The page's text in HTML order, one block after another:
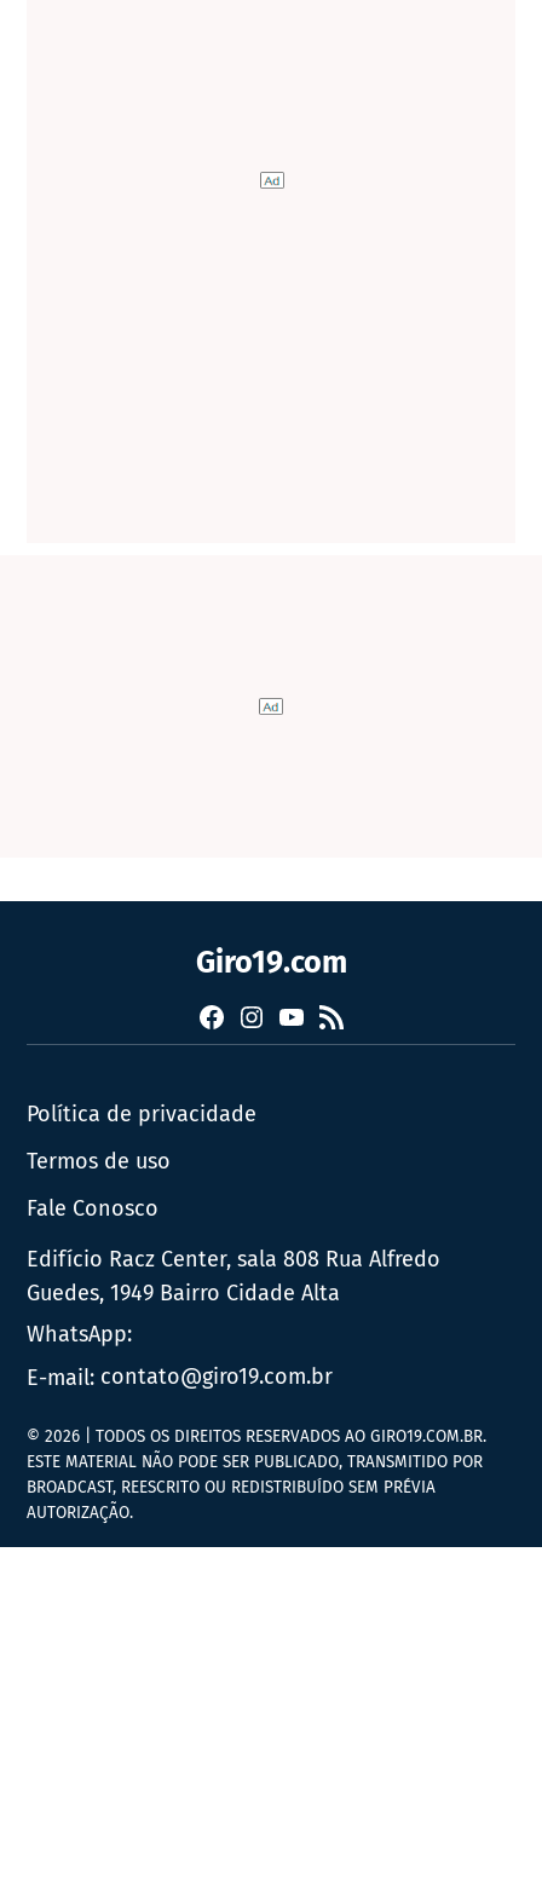
Giro19.com
FacebookInstagram
YouTube
RSS
Política de privacidade
Termos de uso
Fale Conosco
Edifício Racz Center, sala 808 Rua Alfredo
Guedes, 1949 Bairro Cidade Alta
WhatsApp:
E-mail: contato@giro19.com.br
© 2026 | TODOS OS DIREITOS RESERVADOS AO GIRO19.COM.BR.
ESTE MATERIAL NÃO PODE SER PUBLICADO, TRANSMITIDO POR
BROADCAST, REESCRITO OU REDISTRIBUÍDO SEM PRÉVIA
AUTORIZAÇÃO.